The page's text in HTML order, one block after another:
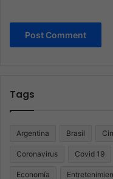
Tags
Argentina Brasil
Coronavirus Covid 19
Economía